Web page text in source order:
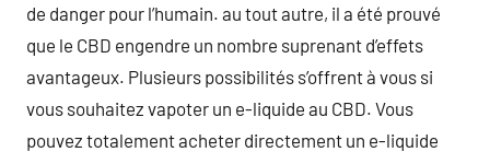
de danger pour l’humain. au tout autre, il a été prouvé
que le CBD engendre un nombre suprenant d’effets
avantageux. Plusieurs possibilités s’offrent à vous si
vous souhaitez vapoter un e-liquide au CBD. Vous
pouvez totalement acheter directement un e-liquide